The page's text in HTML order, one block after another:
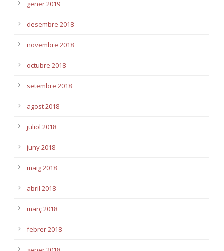
gener 2019
desembre 2018
novembre 2018
octubre 2018
setembre 2018
agost 2018
juliol 2018
juny 2018
maig 2018
abril 2018
març 2018
febrer 2018